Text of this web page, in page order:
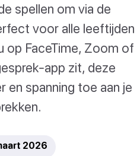
spellen om via de
voor alle leeftijden
op FaceTime, Zoom of
app zit, deze
en spanning toe aan je
2026